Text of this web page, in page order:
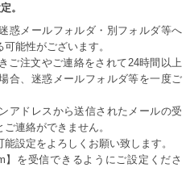
。
惑メールフォルダ・別フォルダ等へ
能性がございます。
ご注文やご連絡をされて24時間以上
合、迷惑メールフォルダ等を一度ご
アドレスから送信されたメールの受
連絡ができません。
設定をよろしくお願い致します。
】を受信できるようにご設定くださ